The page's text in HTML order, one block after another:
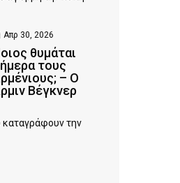
Απρ 30, 2026
θυμάται
τους
– Ο
Βέγκνερ
την